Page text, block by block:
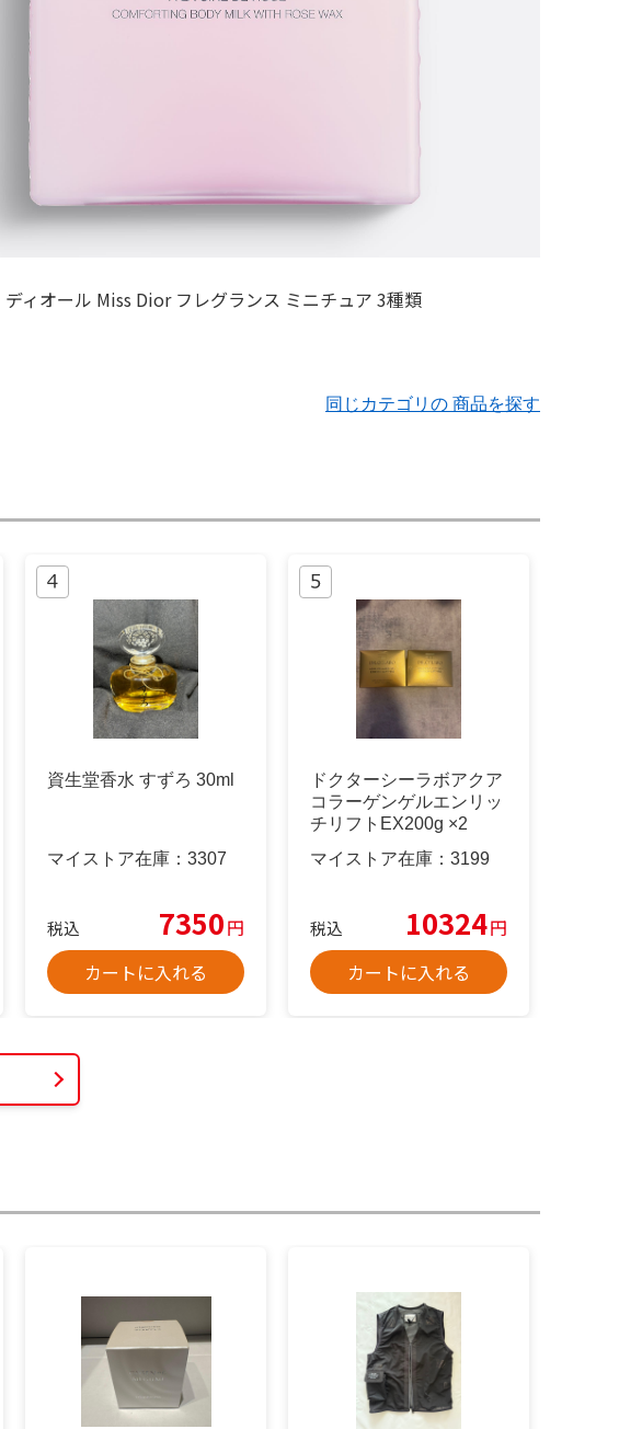
同じカテゴリの 商品を探す
資生堂香水 すずろ 30ml
マイストア在庫： 3307
税込 7350円
カートに入れる
ドクターシーラボアクア
コラーゲンゲルエンリッ
チリフトEX200g ×2
マイストア在庫： 3199
税込 10324円
カートに入れる